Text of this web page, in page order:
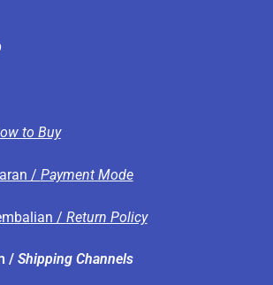
to Buy
/ Payment Mode
/ Return Policy
/ Shipping Channels